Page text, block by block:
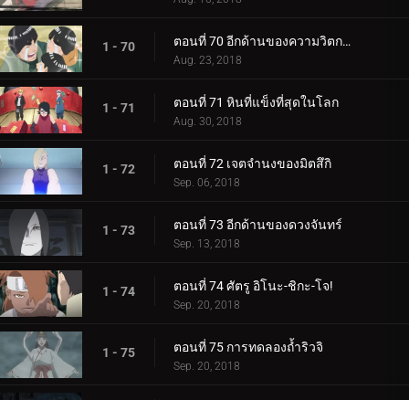
1 - 70 ตอนที่ 70 อีกด้านของความวิตกกังวล
Aug. 23, 2018
1 - 71 ตอนที่ 71 หินที่แข็งที่สุดในโลก
Aug. 30, 2018
1 - 72 ตอนที่ 72 เจตจำนงของมิตสึกิ
Sep. 06, 2018
1 - 73 ตอนที่ 73 อีกด้านของดวงจันทร์
Sep. 13, 2018
1 - 74 ตอนที่ 74 ศัตรู อิโนะ-ชิกะ-โจ!
Sep. 20, 2018
1 - 75 ตอนที่ 75 การทดลองถ้ำริวจิ
Sep. 20, 2018